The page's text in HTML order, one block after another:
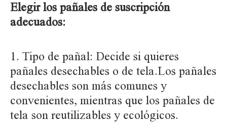
Elegir los pañales de suscripción
adecuados:
1. Tipo de pañal: Decide si quieres
pañales desechables o de tela.Los pañales
desechables son más comunes y
convenientes, mientras que los pañales de
tela son reutilizables y ecológicos.